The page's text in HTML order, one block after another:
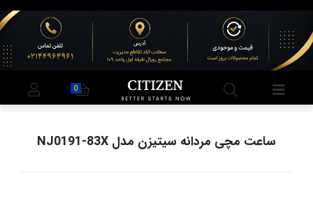
ساعت مچی مردانه سیتیزن مدل NJ0191-83X
0